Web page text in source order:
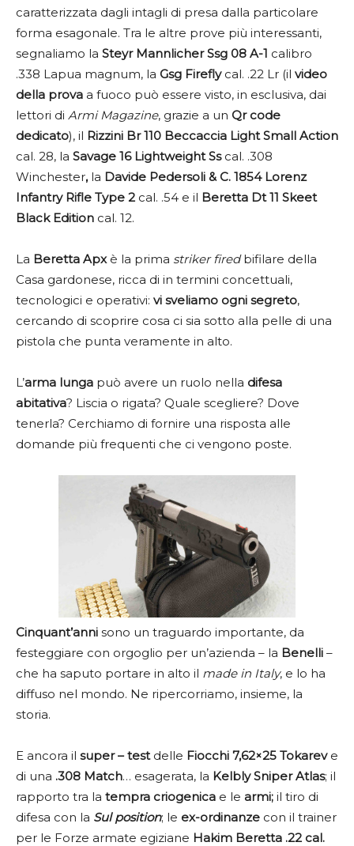
caratterizzata dagli intagli di presa dalla particolare
forma esagonale. Tra le altre prove più interessanti,
segnaliamo la Steyr Mannlicher Ssg 08 A-1 calibro
.338 Lapua magnum, la Gsg Fireflycal. .22 Lr (il video
della prova a fuoco può essere visto, in esclusiva, dai
lettori di Armi Magazine, grazie a un Qr code
dedicato), il Rizzini Br 110 Beccaccia Light Small Action
cal. 28, la Savage 16 Lightweight Sscal. .308
Winchester, la Davide Pedersoli & C. 1854 Lorenz
Infantry Rifle Type 2 cal. .54 e il Beretta Dt 11 Skeet
Black Edition cal. 12.
La Beretta Apx è la prima striker firedbifilare della
Casa gardonese, ricca di in termini concettuali,
tecnologici e operativi: vi sveliamo ogni segreto,
cercando di scoprire cosa ci sia sotto alla pelle di una
pistola che punta veramente in alto.
L’arma lunga può avere un ruolo nella difesa
abitativa? Liscia o rigata? Quale scegliere? Dove
tenerla? Cerchiamo di fornire una risposta alle
domande più frequenti che ci vengono poste.
Cinquant’anni sono un traguardo importante, da
festeggiare con orgoglio per un’azienda – la Benelli –
che ha saputo portare in alto il made in Italy, e lo ha
diffuso nel mondo. Ne ripercorriamo, insieme, la
storia.
E ancora il super – testdelle Fiocchi 7,62×25 Tokareve
di una .308 Match… esagerata, la Kelbly Sniper Atlas; il
rapporto tra la tempra criogenica e le armi; il tiro di
difesa con la Sul position; le ex-ordinanze con il trainer
per le Forze armate egiziane Hakim Beretta .22 cal.